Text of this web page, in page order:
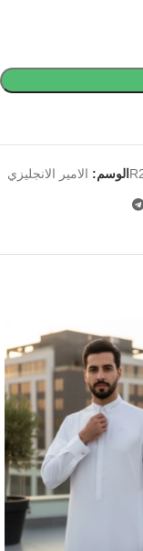
الوسم: الامير الانجليزي